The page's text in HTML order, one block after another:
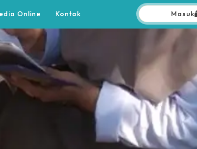
Online Kontak Masuk